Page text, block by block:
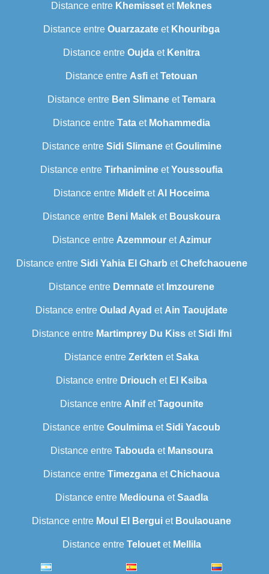
Distance entre Khemisset et Meknes
Distance entre Ouarzazate et Khouribga
Distance entre Oujda et Kenitra
Distance entre Asfi etTetouan
Distance entre Ben Slimane etTemara
Distance entre Tata et Mohammedia
Distance entre Sidi SlimaneetGoulimine
Distance entre Tirhanimine etYoussoufia
Distance entre Midelt et Al Hoceima
Distance entre Beni Malek et Bouskoura
Distance entre Azemmouret Azimur
Distance entre Sidi Yahia El Gharb etChefchaouene
Distance entre Demnate et Imzourene
Distance entre Oulad Ayad et Ain Taoujdate
Distance entre Martimprey Du KissetSidi Ifni
Distance entre Zerkten etSaka
Distance entre Driouch et El Ksiba
Distance entre AlnifetTagounite
Distance entre Goulmima etSidi Yacoub
Distance entre Taboudaet Mansoura
Distance entre Timezgana etChichaoua
Distance entre MediounaetSaadla
Distance entre Moul El Bergui et Boulaouane
Distance entre Telouetet Mellila